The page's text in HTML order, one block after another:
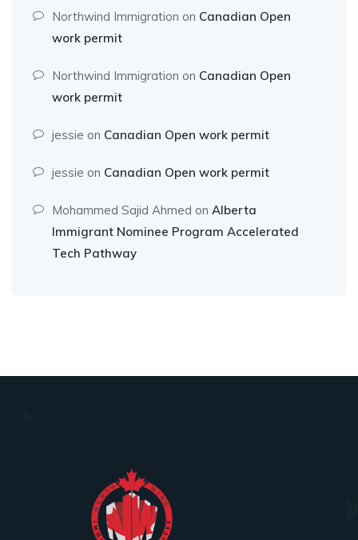
Northwind Immigration on Canadian Open
work permit
Northwind Immigration on Canadian Open
work permit
jessie on Canadian Open work permit
jessie on Canadian Open work permit
Mohammed Sajid Ahmed on Alberta
Immigrant Nominee Program Accelerated
Tech Pathway